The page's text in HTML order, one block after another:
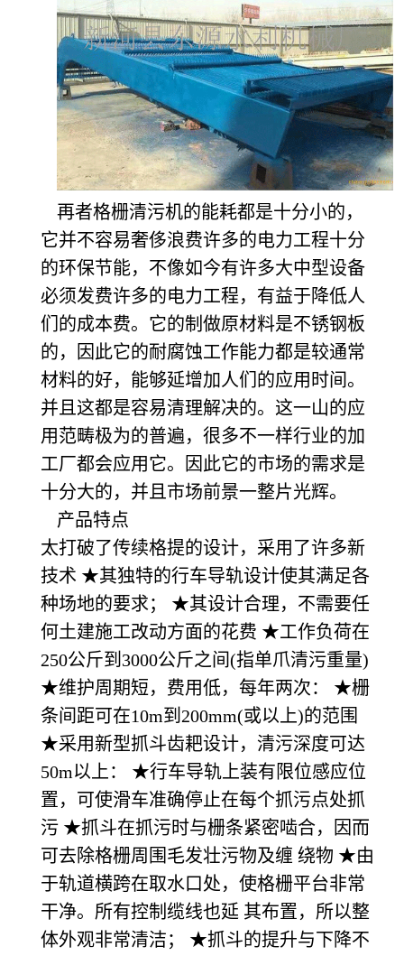
再者格栅清污机的能耗都是十分小的，
它并不容易奢侈浪费许多的电力工程十分
的环保节能，不像如今有许多大中型设备
必须发费许多的电力工程，有益于降低人
们的成本费。它的制做原材料是不锈钢板
的，因此它的耐腐蚀工作能力都是较通常
材料的好，能够延增加人们的应用时间。
并且这都是容易清理解决的。这一山的应
用范畴极为的普遍，很多不一样行业的加
工厂都会应用它。因此它的市场的需求是
十分大的，并且市场前景一整片光辉。
产品特点
太打破了传续格提的设计，采用了许多新
技术 ★其独特的行车导轨设计使其满足各
种场地的要求； ★其设计合理，不需要任
何土建施工改动方面的花费 ★工作负荷在
250公斤到3000公斤之间(指单爪清污重量)
★维护周期短，费用低，每年两次： ★栅
条间距可在10m到200mm(或以上)的范围
★采用新型抓斗齿耙设计，清污深度可达
50m以上： ★行车导轨上装有限位感应位
置，可使滑车准确停止在每个抓污点处抓
污 ★抓斗在抓污时与栅条紧密啮合，因而
可去除格栅周围毛发壮污物及缠 绕物 ★由
于轨道横跨在取水口处，使格栅平台非常
干净。所有控制缆线也延 其布置，所以整
体外观非常清洁； ★抓斗的提升与下降不